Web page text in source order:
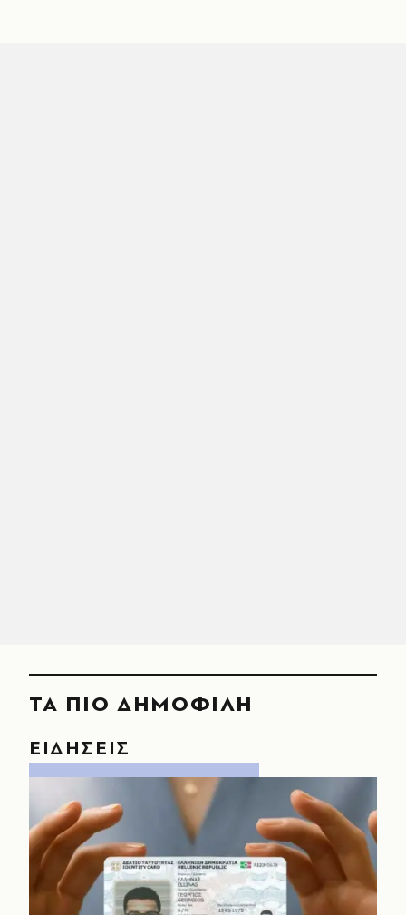
ΤΑ ΠΙΟ ΔΗΜΟΦΙΛΗ
ΕΙΔΗΣΕΙΣ